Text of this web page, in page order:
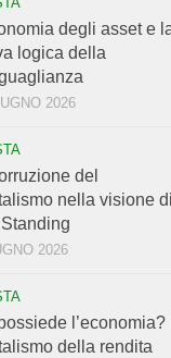
degli asset e
logica della
2026
del
nella visione di
2026
l’economia? Il
della rendita